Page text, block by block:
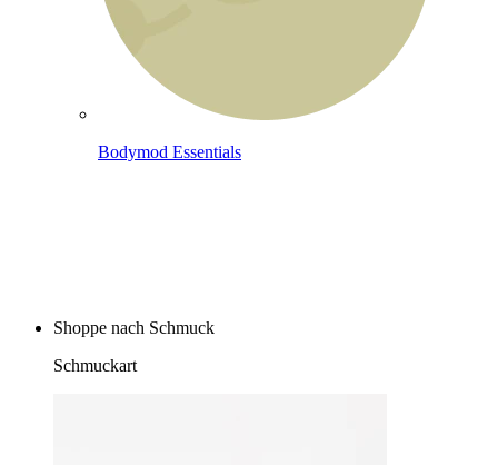
Bodymod Essentials
Shoppe nach Schmuck
Schmuckart